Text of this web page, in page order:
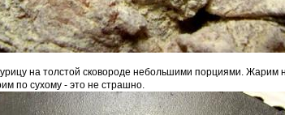
на толстой сковороде небольшими порциями. Жарим
по сухому - это не страшно.